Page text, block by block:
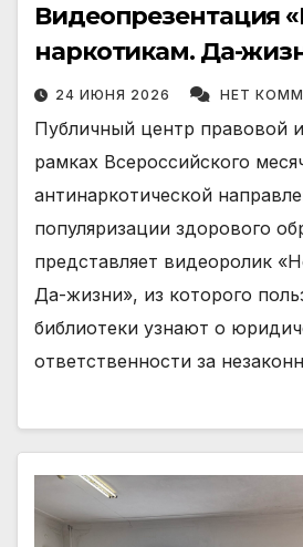
Видеопрезентация
наркотикам. Да-
24 ИЮНЯ 2026 НЕТ
Публичный центр правовой
рамках Всероссийского
антинаркотической
популяризации здорового
представляет видеоролик
Да-жизни», из которого
библиотеки узнают о
ответственности за